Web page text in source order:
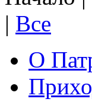
| Все
О